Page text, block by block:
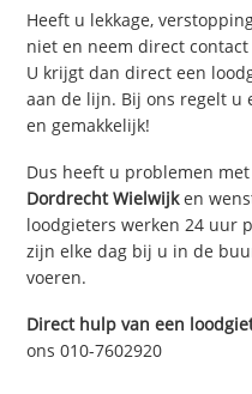
Heeft u lekkage,
niet en neem direct
U krijgt dan direct een
aan de lijn. Bij ons regelt u
en gemakkelijk!
Dus heeft u problemen
Dordrecht Wielwijken
loodgieters werken 24 uur
zijn elke dag bij u in de
voeren.
Direct hulp van een
ons 010-7602920